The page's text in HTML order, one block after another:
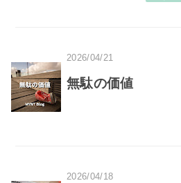
2026/04/21
無駄の価値
2026/04/18